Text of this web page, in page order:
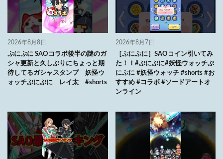
2026年8月8日
ぷにぷに SAOコラボ後半の謎のガ
シャ更新と久しぶりにちょっと期
待してるガシャスタンプ 妖怪ウ
ォッチぷにぷに レイ太 #shorts
2026年8月7日
［ぷにぷに］SAOコイン引いてみ
た！！#ぷにぷに#妖怪ウォッチぷ
にぷに #妖怪ウォッチ #shorts #お
すすめ #コラボ #ソードアートオ
ンライン